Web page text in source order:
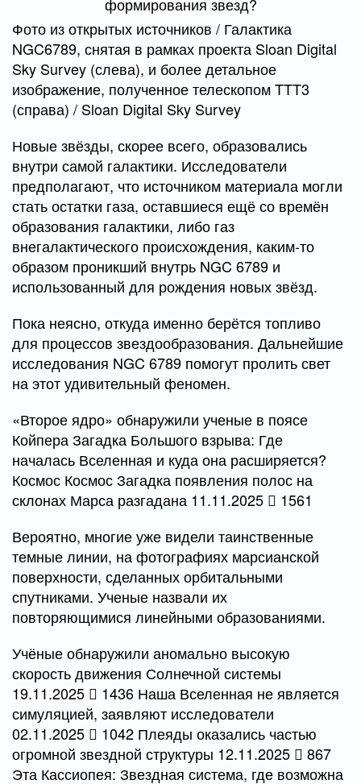
Фото из открытых источников / Галактика
NGC6789, снятая в рамках проекта Sloan Digital
Sky Survey (слева), и более детальное
изображение, полученное телескопом TTT3
(справа) / Sloan Digital Sky Survey
Новые звёзды, скорее всего, образовались
внутри самой галактики. Исследователи
предполагают, что источником материала могли
стать остатки газа, оставшиеся ещё со времён
образования галактики, либо газ
внегалактического происхождения, каким-то
образом проникший внутрь NGC 6789 и
использованный для рождения новых звёзд.
Пока неясно, откуда именно берётся топливо
для процессов звездообразования. Дальнейшие
исследования NGC 6789 помогут пролить свет
на этот удивительный феномен.
«Второе ядро» обнаружили ученые в поясе
Койпера Загадка Большого взрыва: Где
началась Вселенная и куда она расширяется?
Космос Космос Загадка появления полос на
склонах Марса разгадана 11.11.2025
1561
Вероятно, многие уже видели таинственные
темные линии, на фотографиях марсианской
поверхности, сделанных орбитальными
спутниками. Ученые назвали их
повторяющимися линейными образованиями.
Учёные обнаружили аномально высокую
скорость движения Солнечной системы
19.11.2025
1436 Наша Вселенная не является
симуляцией, заявляют исследователи
02.11.2025
1042 Плеяды оказались частью
огромной звездной структуры 12.11.2025
867
Эта Кассиопея: Звездная система, где возможна